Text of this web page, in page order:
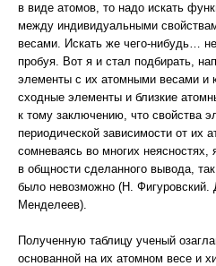
в виде атомов, то надо искать
между индивидуальными
весами. Искать же чего-нибудь…
пробуя. Вот я и стал подбирать,
элементы с их атомными весами и
сходные элементы и близкие
к тому заключению, что свойства
периодической зависимости от их
сомневаясь во многих
в общности сделанного вывода,
было невозможно (Н. Фигуровский.
Менделеев).
Полученную таблицу ученый
основанной на их атомном весе и